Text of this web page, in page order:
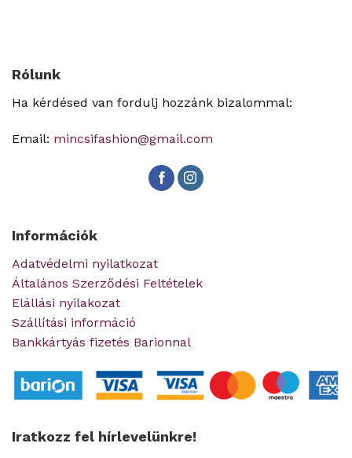
Rólunk
Ha kérdésed van fordulj hozzánk bizalommal:
Email: mincsifashion@gmail.com
Információk
Adatvédelmi nyilatkozat
Általános Szerződési Feltételek
Elállási nyilakozat
Szállítási információ
Bankkártyás fizetés Barionnal
Iratkozz fel hírlevelünkre!